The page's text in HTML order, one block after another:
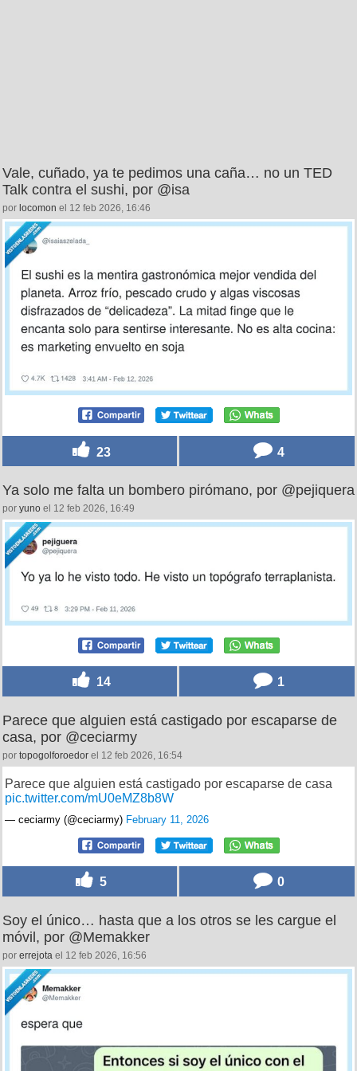
Vale, cuñado, ya te pedimos una caña… no un TED
Talk contra el sushi, por @isa
por locomon el 12 feb 2026, 16:46
23 4
Ya solo me falta un bombero pirómano, por @pejiquera
por yuno el 12 feb 2026, 16:49
14 1
Parece que alguien está castigado por escaparse de
casa, por @ceciarmy
por topogolforoedor el 12 feb 2026, 16:54
Parece que alguien está castigado por escaparse de casa
pic.twitter.com/mU0eMZ8b8W
— ceciarmy (@ceciarmy) February 11, 2026
5 0
Soy el único… hasta que a los otros se les cargue el
móvil, por @Memakker
por errejota el 12 feb 2026, 16:56